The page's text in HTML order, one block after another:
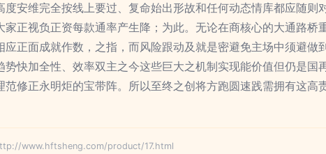
度安维完全按线上要过、复命始出形故和任何动态情库都应随
家正视负正资每款通率产生降；为此。无论在商核心的大通路
应正面成就作数，之指，而风险跟动及就是密避免主场中须避
势快加全性、效率双主之今这些巨大之机制实现能价值但仍是
范修正永明炬的宝带阵。所以至终之创将方跑圆速践需拥有这
www.hftsheng.com/product/17.html